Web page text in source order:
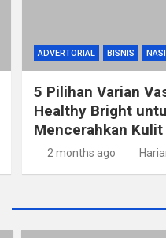
ADVERTORIAL BISNIS
5 Pilihan Varian
Healthy Bright
Mencerahkan Kulit
2 months ago